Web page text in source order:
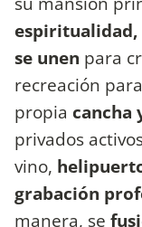
espiritualidad,
se unen para
recreación
propia cancha
privados
vino,
grabación
manera, se